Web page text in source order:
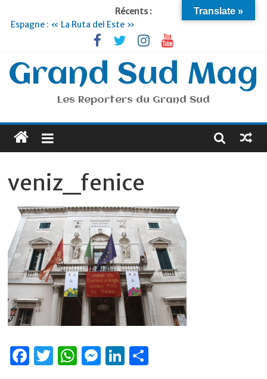
Récents :
Espagne : « La Ruta del Este »
Lyon : « Cirque Imagine »… Retour le 19 Septembre !
Briançon et la Vallée de Serre Chevalier : Le virage vert au
sommet
Je suis en Voyage
Portugal : « Tout l’Alentejo à pied »
Grand Sud Mag
Les Reporters du Grand Sud
veniz_fenice
F
T
W M Li
Translate »